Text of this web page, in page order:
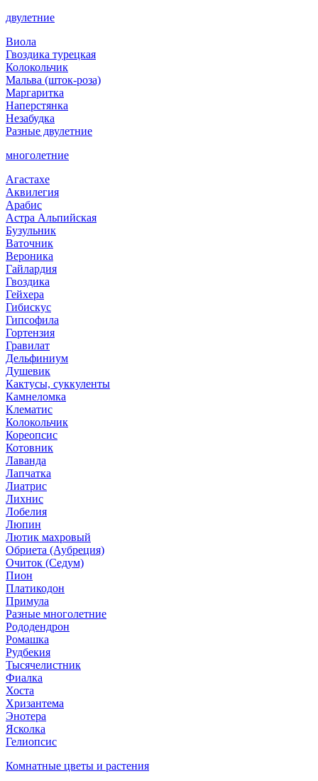
двулетние
Виола
Гвоздика турецкая
Колокольчик
Мальва (шток-роза)
Маргаритка
Наперстянка
Незабудка
Разные двулетние
многолетние
Агастахе
Аквилегия
Арабис
Астра Альпийская
Бузульник
Ваточник
Вероника
Гайлардия
Гвоздика
Гейхера
Гибискус
Гипсофила
Гортензия
Гравилат
Дельфиниум
Душевик
Кактусы, суккуленты
Камнеломка
Клематис
Колокольчик
Кореопсис
Котовник
Лаванда
Лапчатка
Лиатрис
Лихнис
Лобелия
Люпин
Лютик махровый
Обриета (Аубреция)
Очиток (Седум)
Пион
Платикодон
Примула
Разные многолетние
Рододендрон
Ромашка
Рудбекия
Тысячелистник
Фиалка
Хоста
Хризантема
Энотера
Ясколка
Гелиопсис
Комнатные цветы и растения